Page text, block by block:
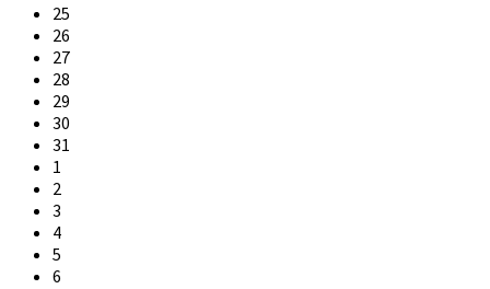
25
26
27
28
29
30
31
1
2
3
4
5
6